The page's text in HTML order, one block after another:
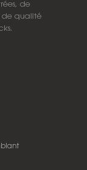
de
de qualité